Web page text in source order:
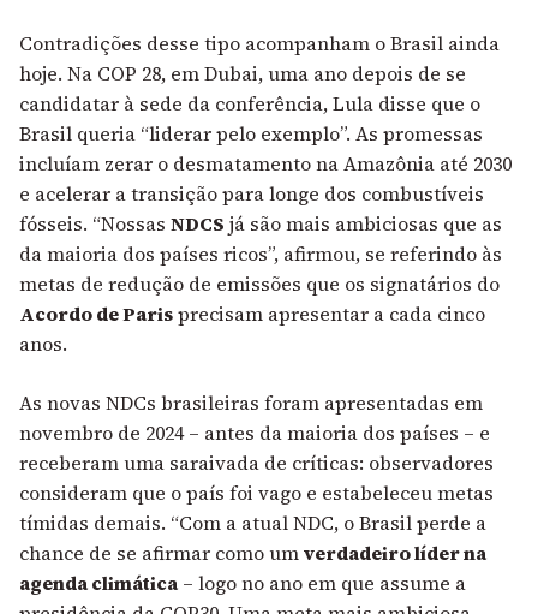
Contradições desse tipo acompanham o Brasil ainda
hoje. Na COP 28, em Dubai, uma ano depois de se
candidatar à sede da conferência,Lula disse que o
Brasil queria “liderar pelo exemplo”. As promessas
incluíam zerar o desmatamento na Amazônia até 2030
e acelerar a transição para longe dos combustíveis
fósseis. “Nossas NDCS já são mais ambiciosas que as
da maioria dos países ricos”, afirmou, se referindo às
metas de redução de emissões que os signatários do
Acordo de Parisprecisam apresentar a cada cinco
anos.
As novas NDCs brasileiras foram apresentadas em
novembro de 2024 – antes da maioria dos países – e
receberam uma saraivada de críticas: observadores
consideram que o país foi vago e estabeleceu metas
tímidas demais. “Com a atual NDC, o Brasil perde a
chance de se afirmar como umverdadeiro líder na
agenda climática – logo no ano em que assume a